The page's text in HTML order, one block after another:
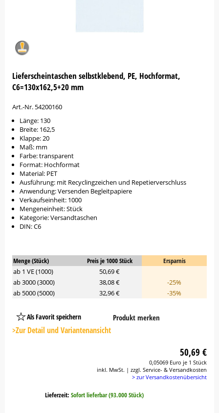
Lieferscheintaschen selbstklebend, PE, Hochformat,
C6=130x162,5+20 mm
Art.-Nr. 54200160
Länge: 130
Breite: 162,5
Klappe: 20
Maß: mm
Farbe: transparent
Format: Hochformat
Material: PET
Ausführung: mit Recyclingzeichen und Repetierverschluss
Anwendung: Versenden Begleitpapiere
Verkaufseinheit: 1000
Mengeneinheit: Stück
Kategorie: Versandtaschen
DIN: C6
Menge (Stück) Preis je 1000 Stück
Ersparnis
ab 1 VE (1000)
50,69 €
ab 3000 (3000)
38,08 €
-25%
ab 5000 (5000)
32,96 € -35%
Als Favorit speichern
Platzhalter
Button
Produkt merken
>Zur Detail und Variantenansicht
50,69 €
0,05069 Euro je 1 Stück
inkl. MwSt. | zzgl. Service- & Versandkosten
> zur Versandkostenübersicht
Lieferzeit: Sofort lieferbar (93.000 Stück)